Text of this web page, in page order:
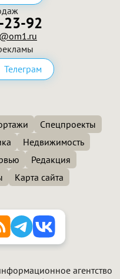
23-92
Телеграм
Спецпроекты
Недвижимость
Редакция
Карта сайта
агентство